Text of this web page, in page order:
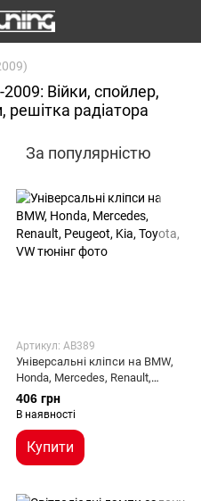
Війки, спойлер,
радіатора
За популярністю
Артикул: AB389
Універсальні кліпси на BMW,
Honda, Mercedes, Renault,
Peugeot, Kia, Toyota, VW
406 грн
В наявності
Купити